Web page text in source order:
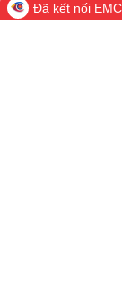
Đã kết nối EMC